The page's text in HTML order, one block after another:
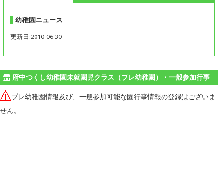
幼稚園ニュース
更新日:2010-06-30
府中つくし幼稚園未就園児クラス（プレ幼稚園）・一般参加行事
プレ幼稚園情報及び、一般参加可能な園行事情報の登録はございま
せん。